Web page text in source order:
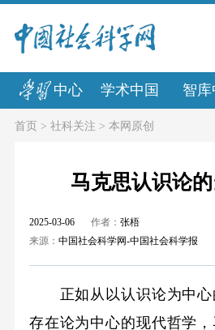
中心 学术中国 智库
首页> 社科关注 > 本网原创
马克思认识论
2025-03-06 作者： 张梧
来源： 中国社会科学网-中国社会科学报
正如从以认识论为中心
存在论为中心的现代哲学